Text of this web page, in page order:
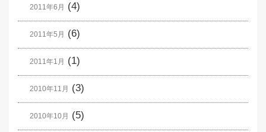
2011年6月 (4)
2011年5月 (6)
2011年1月 (1)
2010年11月 (3)
2010年10月 (5)